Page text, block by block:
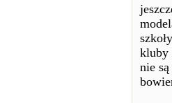
kluby
nie